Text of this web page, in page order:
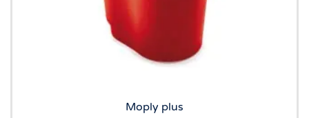
Moply plus